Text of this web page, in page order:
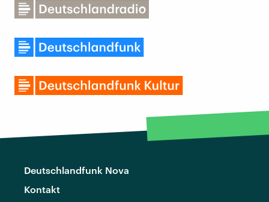
Deutschlandfunk Nova
Kontakt